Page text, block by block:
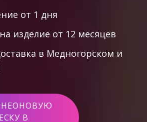
от 1 дня
изделие от 12 месяцев
в Медногорском и
НЕОНОВУЮ
В